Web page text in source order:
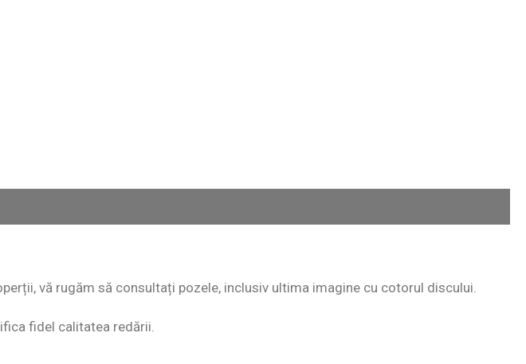
vă rugăm să consultați pozele, inclusiv ultima imagine cu cotorul discului.
fidel calitatea redării.